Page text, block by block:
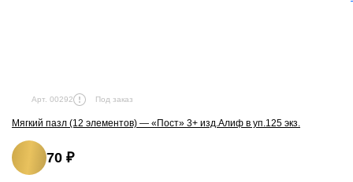
Арт. 00292 Под заказ
Мягкий пазл (12 элементов) — «Пост» 3+ изд.Алиф в уп.125 экз.
70 ₽